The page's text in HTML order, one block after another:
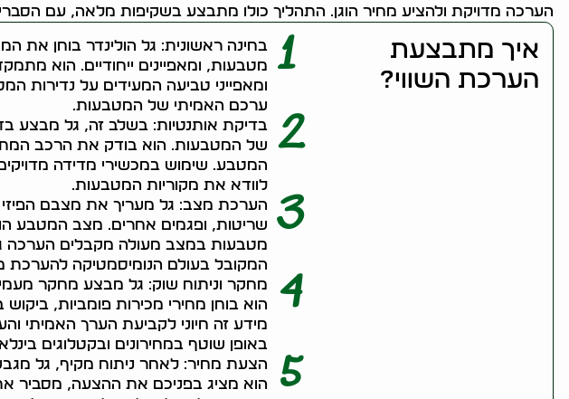
הערכה מדויקת ולהציע מחיר הוגן. התהליך כולו מתבצע בשקיפות מלאה, עם
איך מתבצעת
הערכת השווי?
1
בחינה ראשונית: גל הולינדר בוחן את
מטבעות, ומאפיינים ייחודיים. הוא
ומאפייני טביעה המעידים על נדירות
ערכם האמיתי של המטבעות.
2
בדיקת אותנטיות: בשלב זה, גל מבצע
של המטבעות. הוא בודק את הרכב
המטבע. שימוש במכשירי מדידה מדויקים
לוודא את מקוריות המטבעות.
3
הערכת מצב: גל מעריך את מצבם
שריטות, ופגמים אחרים. מצב המטבע
מטבעות במצב מעולה מקבלים הערכה
המקובל בעולם הנומיסמטיקה
4
מחקר וניתוח שוק: גל מבצע מחקר
הוא בוחן מחירי מכירות פומביות,
מידע זה חיוני לקביעת הערך האמיתי
באופן שוטף במחירונים ובקטלוגים
5
הצעת מחיר: לאחר ניתוח מקיף, גל
הוא מציג בפניכם את ההצעה, מסביר